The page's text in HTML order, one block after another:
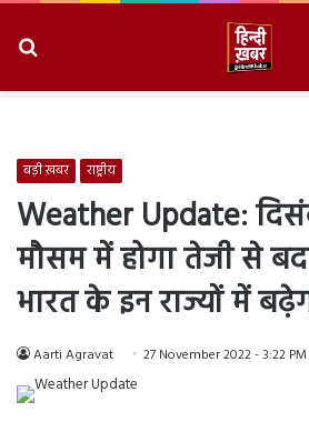
बड़ी ख़बर राष्ट्रीय
Weather Update:
मौसम में होगा तेजी से
भारत के इन राज्यों में
Aarti Agravat 27 November 2022 - 3:22 PM